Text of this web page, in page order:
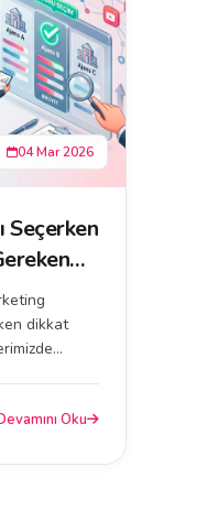
04 Mar 2026
Seçerken
dikkat
Oku